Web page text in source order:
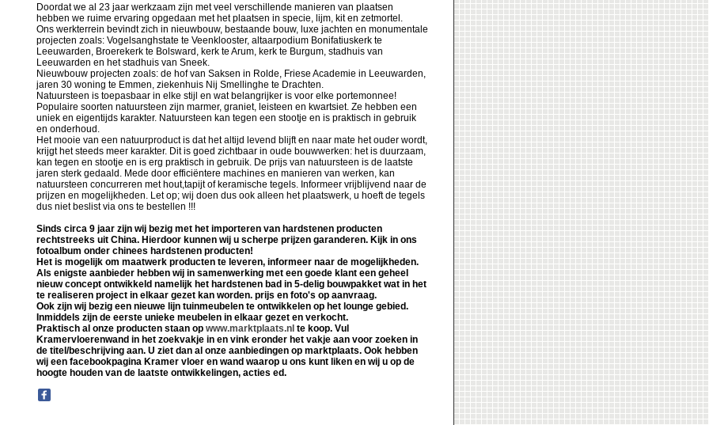
Doordat we al 23 jaar werkzaam zijn met veel verschillende manieren van plaatsen
hebben we ruime ervaring opgedaan met het plaatsen in specie, lijm, kit en zetmortel.
Ons werkterrein bevindt zich in nieuwbouw, bestaande bouw, luxe jachten en monumentale
projecten zoals: Vogelsanghstate te Veenklooster, altaarpodium Bonifatiuskerk te
Leeuwarden, Broerekerk te Bolsward, kerk te Arum, kerk te Burgum, stadhuis van
Leeuwarden en het stadhuis van Sneek.
Nieuwbouw projecten zoals: de hof van Saksen in Rolde, Friese Academie in Leeuwarden,
jaren 30 woning te Emmen, ziekenhuis Nij Smellinghe te Drachten.
Natuursteen is toepasbaar in elke stijl en wat belangrijker is voor elke portemonnee!
Populaire soorten natuursteen zijn marmer, graniet, leisteen en kwartsiet. Ze hebben een
uniek en eigentijds karakter. Natuursteen kan tegen een stootje en is praktisch in gebruik
en onderhoud.
Het mooie van een natuurproduct is dat het altijd levend blijft en naar mate het ouder wordt,
krijgt het steeds meer karakter. Dit is goed zichtbaar in oude bouwwerken: het is duurzaam,
kan tegen en stootje en is erg praktisch in gebruik. De prijs van natuursteen is de laatste
jaren sterk gedaald. Mede door efficiëntere machines en manieren van werken, kan
natuursteen concurreren met hout,tapijt of keramische tegels. Informeer vrijblijvend naar de
prijzen en mogelijkheden. Let op; wij doen dus ook alleen het plaatswerk, u hoeft de tegels
dus niet beslist via ons te bestellen !!!
Sinds circa 9 jaar zijn wij bezig met het importeren van hardstenen producten
rechtstreeks uit China. Hierdoor kunnen wij u scherpe prijzen garanderen. Kijk in ons
fotoalbum onder chinees hardstenen producten!
Het is mogelijk om maatwerk producten te leveren, informeer naar de mogelijkheden.
Als enigste aanbieder hebben wij in samenwerking met een goede klant een geheel
nieuw concept ontwikkeld namelijk het hardstenen bad in 5-delig bouwpakket wat in het
te realiseren project in elkaar gezet kan worden. prijs en foto's op aanvraag.
Ook zijn wij bezig een nieuwe lijn tuinmeubelen te ontwikkelen op het lounge gebied.
Inmiddels zijn de eerste unieke meubelen in elkaar gezet en verkocht.
Praktisch al onze producten staan op www.marktplaats.nlte koop. Vul
Kramervloerenwand in het zoekvakje in en vink eronder het vakje aan voor zoeken in
de titel/beschrijving aan. U ziet dan al onze aanbiedingen op marktplaats. Ook hebben
wij een facebookpagina Kramer vloer en wand waarop u ons kunt liken en wij u op de
hoogte houden van de laatste ontwikkelingen, acties ed.